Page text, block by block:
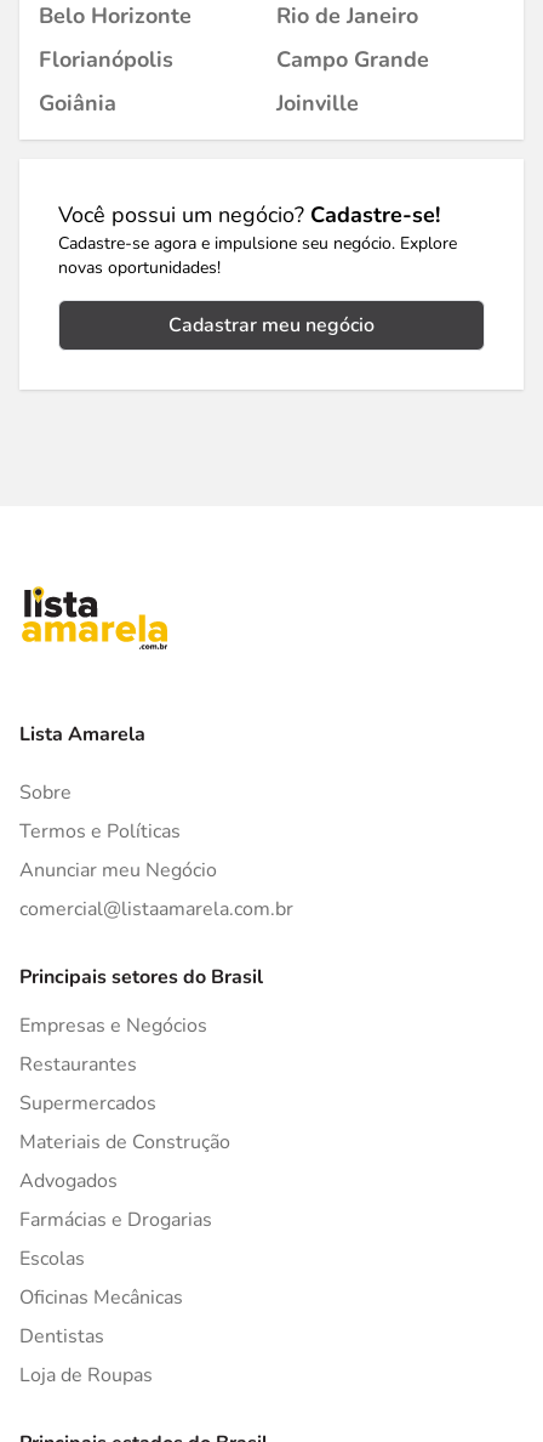
Belo Horizonte
Rio de Janeiro
Florianópolis
Campo Grande
Goiânia
Joinville
Você possui um negócio? Cadastre-se!
Cadastre-se agora e impulsione seu negócio. Explore
novas oportunidades!
Cadastrar meu negócio
Lista Amarela
Sobre
Termos e Políticas
Anunciar meu Negócio
comercial@listaamarela.com.br
Principais setores do Brasil
Empresas e Negócios
Restaurantes
Supermercados
Materiais de Construção
Advogados
Farmácias e Drogarias
Escolas
Oficinas Mecânicas
Dentistas
Loja de Roupas